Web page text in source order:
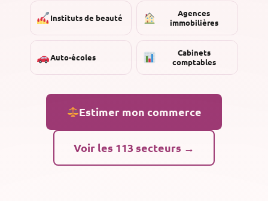
Instituts de beauté
Agences
immobilières
Auto-écoles
Cabinets
comptables
Estimer mon commerce
Voir les 113 secteurs →